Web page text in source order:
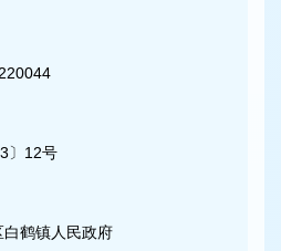
〕12号
鹤镇人民政府